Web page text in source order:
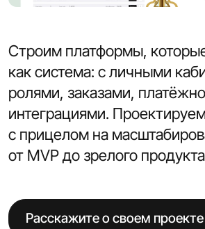
Строим платформы,
как система: с личными
ролями, заказами,
интеграциями.
с прицелом на
от MVP до зрелого продукта
Расскажите о своем проекте